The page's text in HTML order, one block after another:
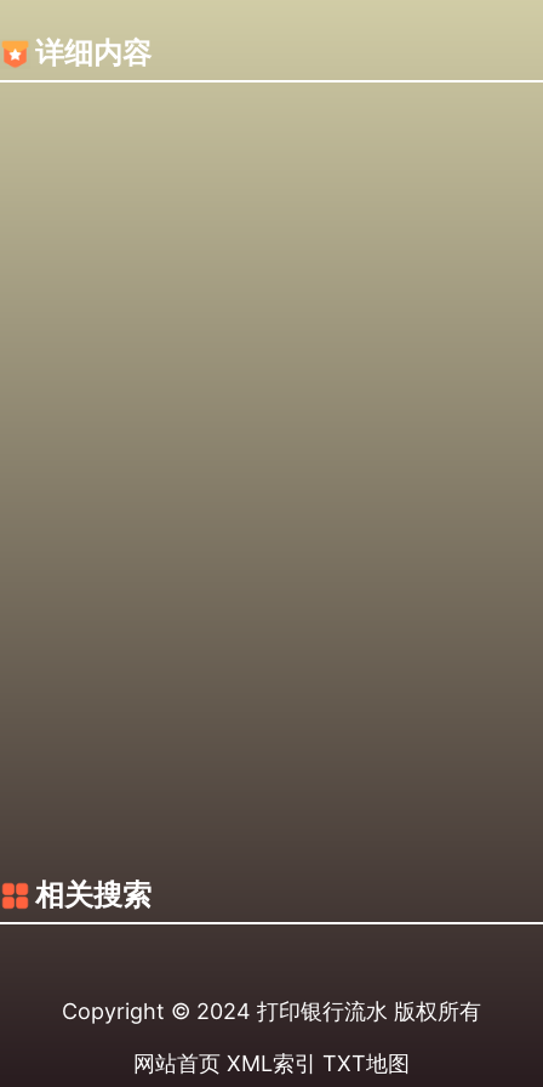
详细内容
相关搜索
Copyright © 2024 打印银行流水 版权所有
网站首页 XML索引 TXT地图